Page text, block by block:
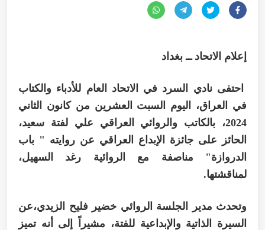
إعلام الاتحاد ــ بغداد
احتفى نادي السرد في الاتحاد العام للأدباء والكتاب
في العراق، اليوم السبت العشرين من كانون الثاني
2024، بالكاتب والروائي العراقي علي لفتة سعيد،
الحائز على جائزة الإبداع العراقي عن روايته " باب
الدروازة" مناصفة مع الروائية رغد السهيل،
لمناقشتها.
وتحدث مدير الجلسة الروائي خضير فليح الزيدي،عن
السيرة الذاتية والإبداعية للفتة، مشيراً إلى أنه تميز